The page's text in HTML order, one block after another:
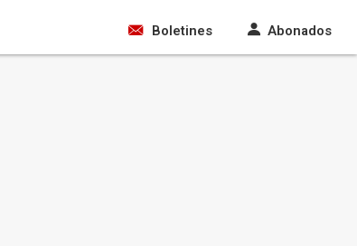
Boletines Abonados